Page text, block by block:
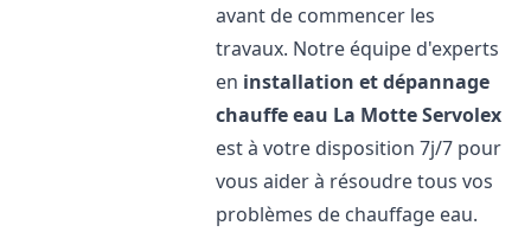
avant de commencer les
travaux. Notre équipe d'experts
en installation et dépannage
chauffe eau La Motte Servolex
est à votre disposition 7j/7 pour
vous aider à résoudre tous vos
problèmes de chauffage eau.